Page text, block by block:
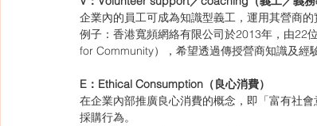
企業內的員工可成為知識型義工，運用其營商
例子：香港寬頻網絡有限公司於2013年，由22
for Community），希望透過傳授營商知識及經
E：Ethical Consumption（良心消費）
在企業內部推廣良心消費的概念，即「富有社
採購行為。